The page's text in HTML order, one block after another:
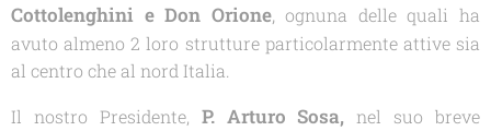
Cottolenghini e Don Orione,ognuna delle quali ha
avuto almeno 2 loro strutture particolarmente attive sia
al centro che al nord Italia.
Il nostro Presidente, P. Arturo Sosa, nel suo breve